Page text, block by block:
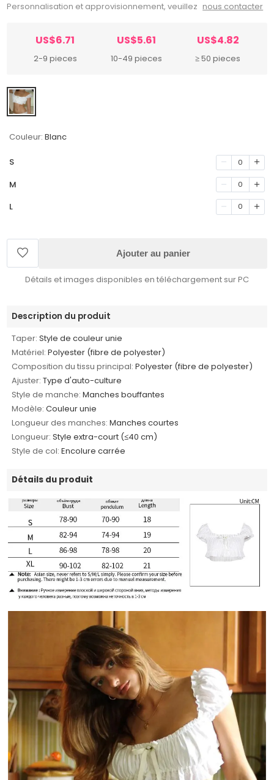
Personnalisation et approvisionnement, veuillez nous contacter
US$6.71
2-9 pieces
US$5.61
10-49 pieces
US$4.82
≥ 50 pieces
Couleur: Blanc
S 0
M 0
L 0
Ajouter au panier
Détails et images disponibles en téléchargement sur PC
Description du produit
Taper: Style de couleur unie
Matériel: Polyester (fibre de polyester)
Composition du tissu principal: Polyester (fibre de polyester)
Ajuster: Type d'auto-culture
Style de manche: Manches bouffantes
Modèle: Couleur unie
Longueur des manches: Manches courtes
Longueur: Style extra-court (≤40 cm)
Style de col: Encolure carrée
Détails du produit